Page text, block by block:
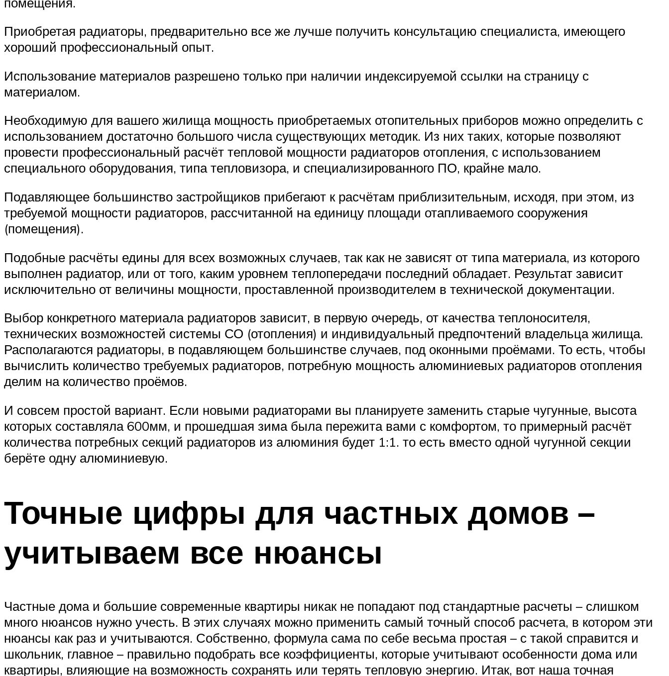
Приобретая радиаторы, предварительно все же лучше получить консультацию специалиста, имеющего
хороший профессиональный опыт.
Использование материалов разрешено только при наличии индексируемой ссылки на страницу с
материалом.
Необходимую для вашего жилища мощность приобретаемых отопительных приборов можно определить с
использованием достаточно большого числа существующих методик. Из них таких, которые позволяют
провести профессиональный расчёт тепловой мощности радиаторов отопления, с использованием
специального оборудования, типа тепловизора, и специализированного ПО, крайне мало.
Подавляющее большинство застройщиков прибегают к расчётам приблизительным, исходя, при этом, из
требуемой мощности радиаторов, рассчитанной на единицу площади отапливаемого сооружения
(помещения).
Подобные расчёты едины для всех возможных случаев, так как не зависят от типа материала, из которого
выполнен радиатор, или от того, каким уровнем теплопередачи последний обладает. Результат зависит
исключительно от величины мощности, проставленной производителем в технической документации.
Выбор конкретного материала радиаторов зависит, в первую очередь, от качества теплоносителя,
технических возможностей системы СО (отопления) и индивидуальный предпочтений владельца жилища.
Располагаются радиаторы, в подавляющем большинстве случаев, под оконными проёмами. То есть, чтобы
вычислить количество требуемых радиаторов, потребную мощность алюминиевых радиаторов отопления
делим на количество проёмов.
И совсем простой вариант. Если новыми радиаторами вы планируете заменить старые чугунные, высота
которых составляла 600мм, и прошедшая зима была пережита вами с комфортом, то примерный расчёт
количества потребных секций радиаторов из алюминия будет 1:1. то есть вместо одной чугунной секции
берёте одну алюминиевую.
Точные цифры для частных домов –
учитываем все нюансы
Частные дома и большие современные квартиры никак не попадают под стандартные расчеты – слишком
много нюансов нужно учесть. В этих случаях можно применить самый точный способ расчета, в котором эти
нюансы как раз и учитываются. Собственно, формула сама по себе весьма простая – с такой справится и
школьник, главное – правильно подобрать все коэффициенты, которые учитывают особенности дома или
квартиры, влияющие на возможность сохранять или терять тепловую энергию. Итак, вот наша точная